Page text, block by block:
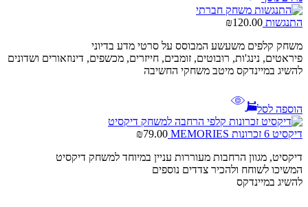
התנגשות ₪120.00
משחק קלפים משעשע המבוסס על סרטי מדע בדיוני
פיראטים, נינג'ות, רובוטים, זומבים, חייזרים, מכשפים, דינוזאורים ושדונים
להשיג במיינדקס מיטב משחקי החשיבה
הוספה לסל
דיקסיט 6 זכרונות MEMORIES ₪79.00
דיקסיט, מגוון הרחבות מעוררות עניין במיוחד למשחק דיקסיט
המשיכו לשוחח ולהכיר צדדים נוספים
להשיג במיינדקס